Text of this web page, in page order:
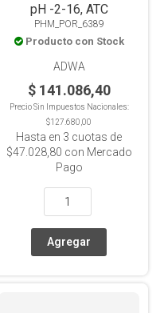
pH -2-16, ATC
PHM_POR_6389
Producto con Stock
ADWA
$ 141.086,40
Precio Sin Impuestos Nacionales:
$127.680,00
Hasta en 3 cuotas de
$47.028,80 con Mercado
Pago